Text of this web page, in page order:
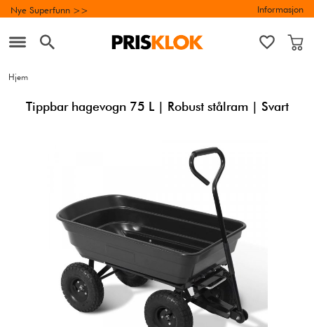
Nye Superfunn >> Informasjon
Hjem
Tippbar hagevogn 75 L | Robust stålram | Svart